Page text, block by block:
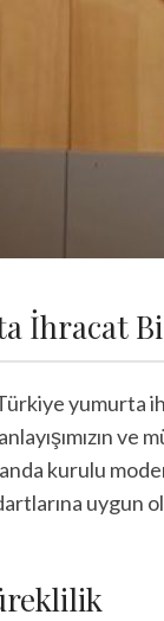
İhracat
yumurta
kurulu
uygun